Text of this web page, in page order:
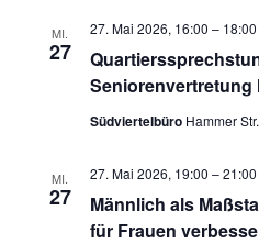
MI.
27
Seniorenvertretung
27. Mai 2026, 16:00 – 18:00
Südviertelbüro Hammer
MI.
27
Männlich als
für Frauen
27. Mai 2026, 19:00 –21:00